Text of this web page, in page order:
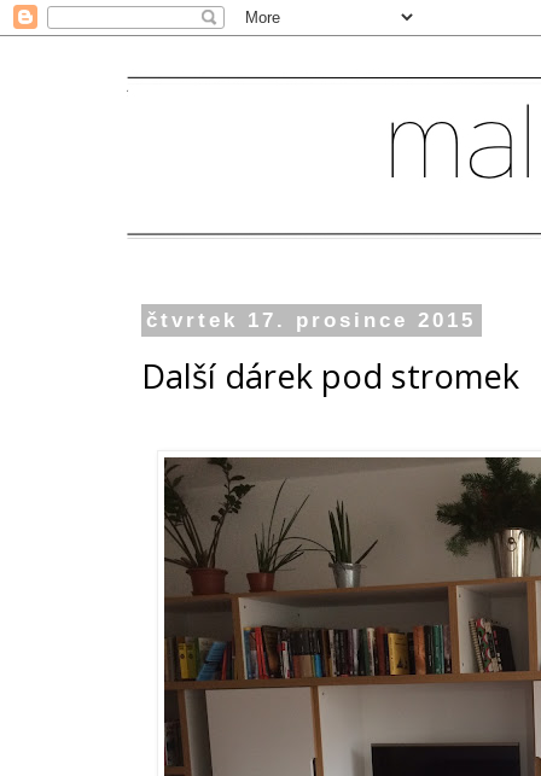
čtvrtek 17. prosince 2015
Další dárek pod stromek